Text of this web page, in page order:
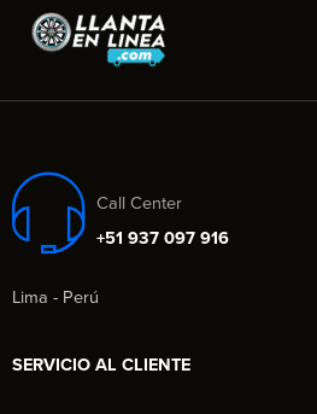
Call Center
+51 937 097 916
Lima - Perú
SERVICIO AL CLIENTE